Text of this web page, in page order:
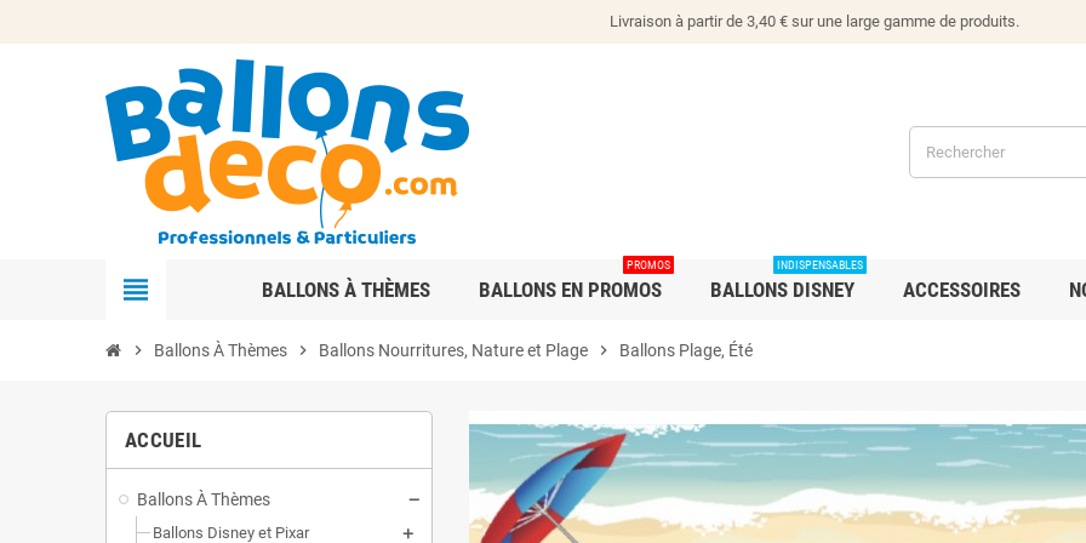
Livraison à partir de 3,40 € sur une large gamme de produits.
view_headline BALLONS À THÈMES BALLONS EN PROMOS
PROMOS
BALLONS DISNEY
INDISPENSABLES
ACCESSOIRES
chevron_right Ballons À Thèmes chevron_right Ballons Nourritures, Nature et Plage chevron_right Ballons Plage, Été
ACCUEIL
Ballons À Thèmes
Ballons Disney et Pixar